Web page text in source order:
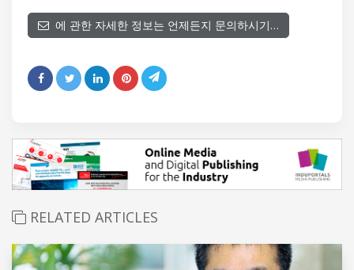
에 관한 자세한 정보는 언제든지 문의하시기…
RELATED ARTICLES